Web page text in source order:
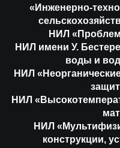
«Инженерно-
НИЛ
НИЛ имени У.
воды и
НИЛ
НИЛ
НИЛ
конструкции,